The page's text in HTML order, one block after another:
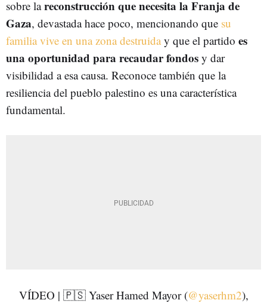
sobre lareconstrucción que necesita la Franja de
Gaza, devastada hace poco, mencionando que su
familia vive en una zona destruiday que el partido es
una oportunidad para recaudar fondos y dar
visibilidad a esa causa. Reconoce también que la
resiliencia del pueblo palestino es una característica
fundamental.
VÍDEO | 🇵🇸 Yaser Hamed Mayor (@yaserhm2),